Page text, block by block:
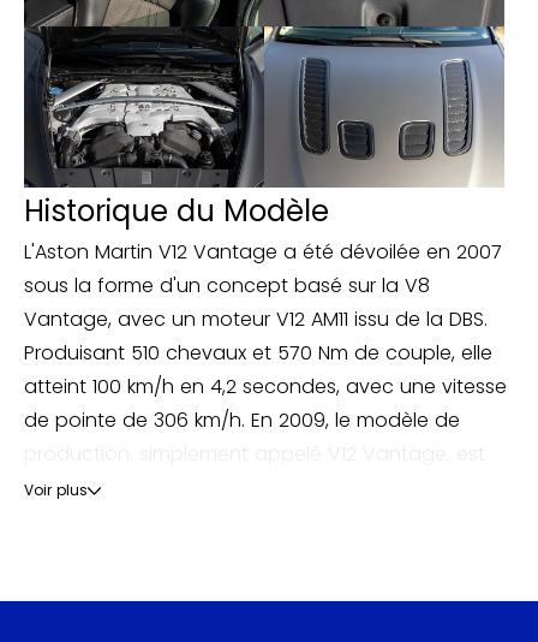
Historique du Modèle
L'Aston Martin V12 Vantage a été dévoilée en 2007
sous la forme d'un concept basé sur la V8
Vantage, avec un moteur V12 AM11 issu de la DBS.
Produisant 510 chevaux et 570 Nm de couple, elle
atteint 100 km/h en 4,2 secondes, avec une vitesse
de pointe de 306 km/h. En 2009, le modèle de
lancé, intégrant des freins en carbone-céramique,
Voir plus